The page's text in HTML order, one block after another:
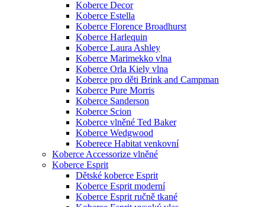
Koberce Decor
Koberce Estella
Koberce Florence Broadhurst
Koberce Harlequin
Koberce Laura Ashley
Koberce Marimekko vlna
Koberce Orla Kiely vlna
Koberce pro děti Brink and Campman
Koberce Pure Morris
Koberce Sanderson
Koberce Scion
Koberce vlněné Ted Baker
Koberce Wedgwood
Koberece Habitat venkovní
Koberce Accessorize vlněné
Koberce Esprit
Dětské koberce Esprit
Koberce Esprit moderní
Koberce Esprit ručně tkané